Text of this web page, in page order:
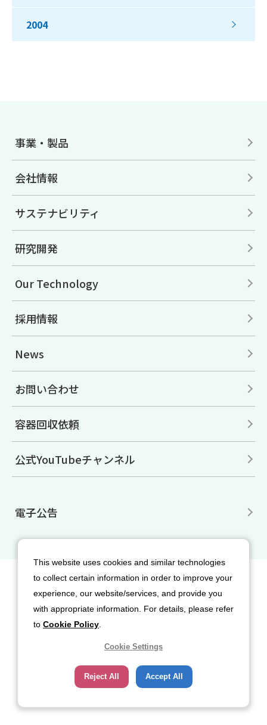
2004
事業・製品
会社情報
サステナビリティ
研究開発
Our Technology
採用情報
News
お問い合わせ
容器回収依頼
公式YouTubeチャンネル
電子公告
利用規約
個人情報保護方針
クッキー（Cookie）ポリシー
ソーシャルメディア利用規約
Copyright© 2026 Nippon Sanso Corporation. All rights reserved.
This website uses cookies and similar technologies
to collect certain information in order to improve your
experience, our website/services, and provide you
with appropriate information. For details, please refer
to Cookie Policy
Cookie Settings
Reject All Accept All